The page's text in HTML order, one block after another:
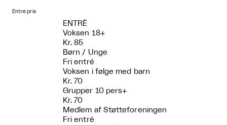
Entre pris
ENTRÈ
Voksen 18+
Kr. 85
Børn / Unge
Fri entré
Voksen i følge med barn
Kr. 70
Grupper 10 pers+
Kr. 70
Medlem af Støtteforeningen
Fri entré